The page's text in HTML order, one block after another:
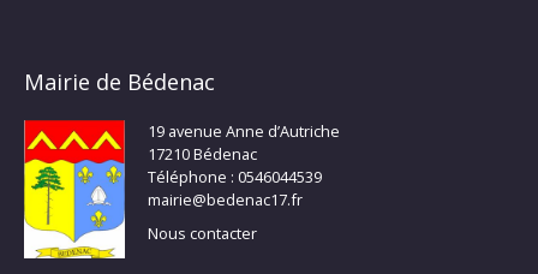
Mairie de Bédenac
19 avenue Anne d’Autriche
17210 Bédenac
Téléphone : 0546044539
mairie@bedenac17.fr
Nous contacter